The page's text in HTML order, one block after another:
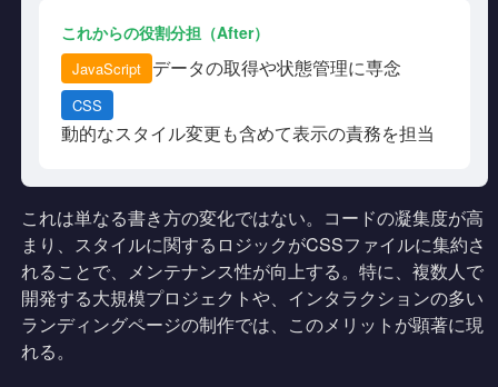
これからの役割分担（After）
JavaScript データの取得や状態管理に専念
CSS
動的なスタイル変更も含めて表示の責務を担当
これは単なる書き方の変化ではない。コードの凝集度が高
まり、スタイルに関するロジックがCSSファイルに集約さ
れることで、メンテナンス性が向上する。特に、複数人で
開発する大規模プロジェクトや、インタラクションの多い
ランディングページの制作では、このメリットが顕著に現
れる。